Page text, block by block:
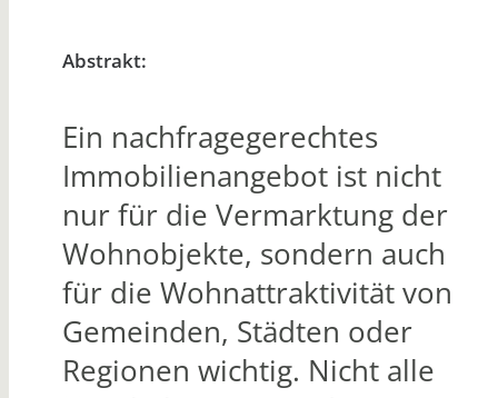
Abstrakt:
Ein nachfragegerechtes
Immobilienangebot ist nicht
nur für die Vermarktung der
Wohnobjekte, sondern auch
für die Wohnattraktivität von
Gemeinden, Städten oder
Regionen wichtig. Nicht alle